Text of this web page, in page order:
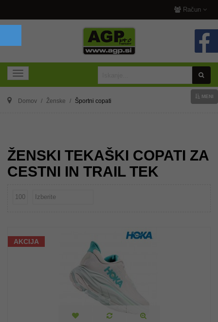
Račun
MENI
Domov Ženske Športni copati
ŽENSKI TEKAŠKI COPATI ZA
CESTNI IN TRAIL TEK
AKCIJA